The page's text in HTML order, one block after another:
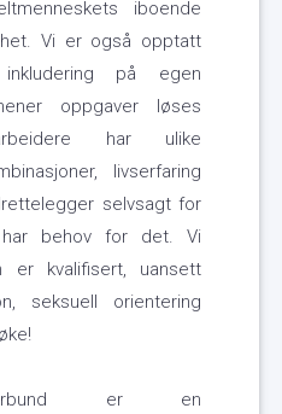
iboende
Vi er også opptatt
på egen
oppgaver løses
har ulike
livserfaring
selvsagt for
har behov for det. Vi
er kvalifisert, uansett
seksuell orientering
Forbund er en